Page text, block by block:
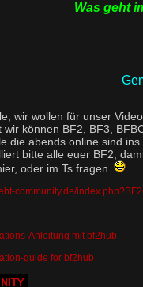
Was geht
wir wollen für unser
können BF2, BF3,
die abends online sind
bitte alle euer BF2,
oder im Ts fragen.
community.de/
Anleitung mit bf2hub
guide for bf2hub